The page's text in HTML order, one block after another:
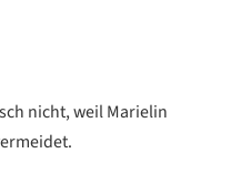
nicht, weil Marielin